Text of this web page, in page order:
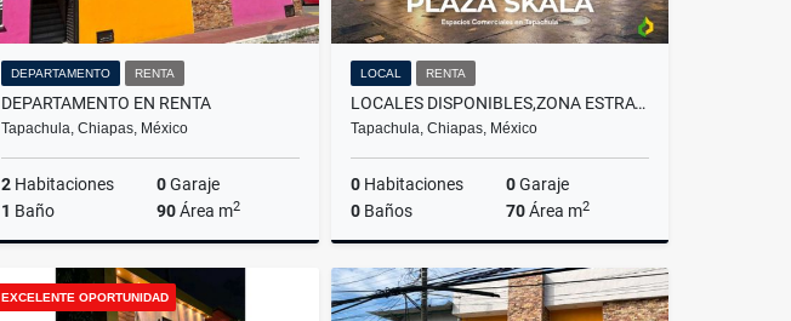
DEPARTAMENTO RENTA
DEPARTAMENTO EN RENTA
Tapachula, Chiapas, México
2 Habitaciones 0Garaje
1 Baño 90Área m2
$10,000
LOCAL RENTA
LOCALES DISPONIBLES,ZONA ESTRATÉGICA DE TAPACHULA,PLAZA SKALA
Tapachula, Chiapas, México
0 Habitaciones 0Garaje
0 Baños 70Área m2
Renta
$16,000
EXCELENTE OPORTUNIDAD